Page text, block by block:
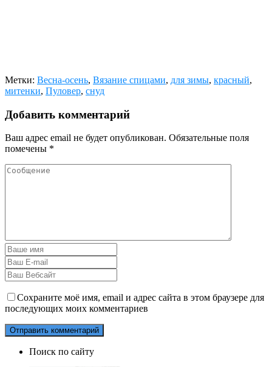
Метки: Весна-осень, Вязание спицами, для зимы, красный,
митенки, Пуловер, снуд
Добавить комментарий
Ваш адрес email не будет опубликован. Обязательные поля
помечены *
Сохраните моё имя, email и адрес сайта в этом браузере для
последующих моих комментариев
Поиск по сайту